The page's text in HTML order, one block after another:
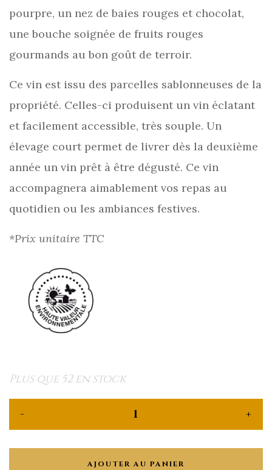
pourpre, un nez de baies rouges et chocolat,
une bouche soignée de fruits rouges
gourmands au bon goût de terroir.
Ce vin est issu des parcelles sablonneuses de la
propriété. Celles-ci produisent un vin éclatant
et facilement accessible, très souple. Un
élevage court permet de livrer dès la deuxième
année un vin prêt à être dégusté. Ce vin
accompagnera aimablement vos repas au
quotidien ou les ambiances festives.
*Prix unitaire TTC
Plus que 52 en stock
AJOUTER AU PANIER